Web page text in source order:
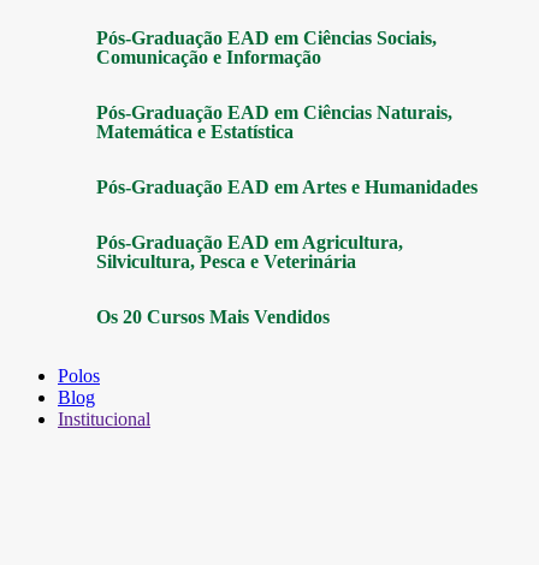
Pós-Graduação EAD em Ciências Sociais,
Comunicação e Informação
Pós-Graduação EAD em Ciências Naturais,
Matemática e Estatística
Pós-Graduação EAD em Artes e Humanidades
Pós-Graduação EAD em Agricultura,
Silvicultura, Pesca e Veterinária
Os 20 Cursos Mais Vendidos
Polos
Blog
Institucional